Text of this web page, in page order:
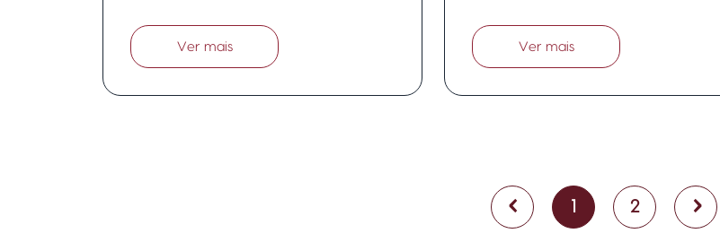
Ver mais Ver mais
‹ 1 2 ›